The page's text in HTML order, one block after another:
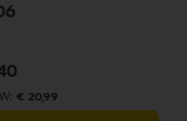
€ 20,99